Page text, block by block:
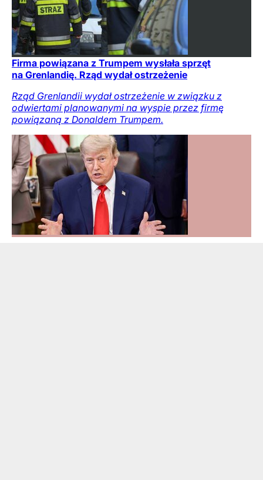
Firma powiązana z Trumpem wysłała sprzęt
na Grenlandię. Rząd wydał ostrzeżenie
Rząd Grenlandii wydał ostrzeżenie w związku z
odwiertami planowanymi na wyspie przez firmę
powiązaną z Donaldem Trumpem.